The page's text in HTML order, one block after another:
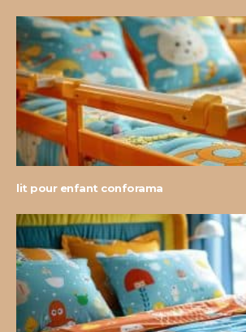
lit pour enfant conforama